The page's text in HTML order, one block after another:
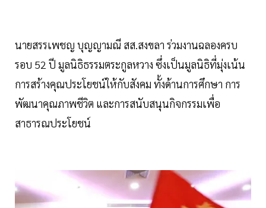
นายสรรเพชญ บุญญามณี สส.สงขลา ร่วมงานฉลองครบ
รอบ 52 ปี มูลนิธิธรรมตระกูลหวาง ซึ่งเป็นมูลนิธิที่มุ่งเน้น
การสร้างคุณประโยชน์ให้กับสังคม ทั้งด้านการศึกษา การ
พัฒนาคุณภาพชีวิต และการสนับสนุนกิจกรรมเพื่อ
สาธารณประโยชน์